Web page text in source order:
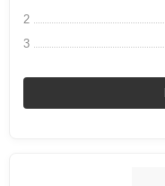
2
3